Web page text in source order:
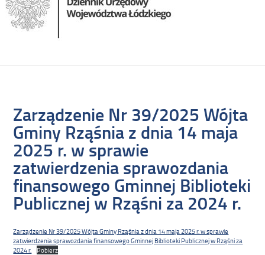
Zarządzenie Nr 39/2025 Wójta
Gminy Rząśnia z dnia 14 maja
2025 r. w sprawie
zatwierdzenia sprawozdania
finansowego Gminnej Biblioteki
Publicznej w Rząśni za 2024 r.
Zarządzenie Nr 39/2025 Wójta Gminy Rząśnia z dnia 14 maja 2025 r. w sprawie
zatwierdzenia sprawozdania finansowego Gminnej Biblioteki Publicznej w Rząśni za
2024 r.
Pobierz